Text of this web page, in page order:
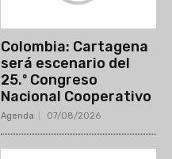
Colombia: Cartagena
será escenario del
25.º Congreso
Nacional Cooperativo
Agenda 07/08/2026